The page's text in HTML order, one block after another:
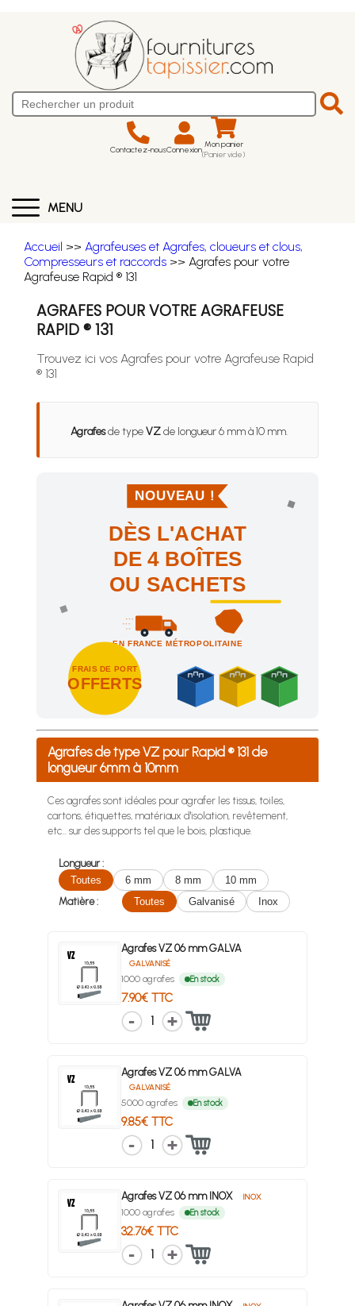
Contactez-nousConnexion Mon panier
(Panier vide)
MENU
Accueil >> Agrafeuses et Agrafes, cloueurs et clous,
Compresseurs et raccords >> Agrafes pour votre
Agrafeuse Rapid ® 131
AGRAFES POUR VOTRE AGRAFEUSE
RAPID ® 131
Trouvez ici vos Agrafes pour votre Agrafeuse Rapid
® 131
Agrafesde typeVZde longueur 6 mm à 10 mm.
NOUVEAU !
DÈS L'ACHAT
DE 4 BOÎTES
OU SACHETS
EN FRANCE MÉTROPOLITAINE
FRAIS DE PORT
OFFERTS
Achetez 4 sachets ou boîtes d'agrafes ou de pointes et
Agrafes de type VZ pour Rapid ® 131 de
longueur 6mm à 10mm
Ces agrafes sont idéales pour agrafer les tissus, toiles,
cartons, étiquettes, matériaux d'isolation, revêtement,
etc... sur des supports tel que le bois, plastique.
Longueur :
Toutes
6 mm 8 mm
10 mm
Matière :
Toutes Galvanisé Inox
Agrafes VZ 06 mm GALVA
GALVANISÉ
1000 agrafes En stock
7.90€ TTC
1
Agrafes VZ 06 mm GALVA
GALVANISÉ
5000 agrafes En stock
9.85€ TTC
1
Agrafes VZ 06 mm INOX INOX
1000 agrafes En stock
32.76€ TTC
1